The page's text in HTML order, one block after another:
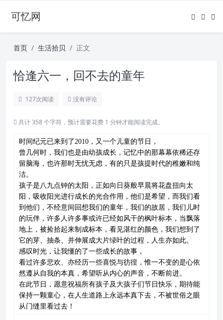
可忆网
首页 生活拾贝 正文
恰逢六一，回不去的童年
127次阅读 没有评论
共计 358 个字符，预计需要花费 1 分钟才能阅读完成。
时间纪元已来到了2010，又一个儿童的节日，
曾几何时，我们也是由幼孩成长，记忆中的那幕幕依稀还存
留脑海，也许那时无忧无虑，有的只是孩提时代的稚嫩和纯
洁。
孩子是八九点钟的太阳，正如向日葵般早晨将花盘扭向太
阳，吸收阳光进行成长的光合作用，他们是希望，而我们看
到他们，不经意间回想我们的童年，我们的故居，我们儿时
的玩伴，许多人许多事或许已经如风干的枫叶标本，当飘落
地上，被捡拾起来制成标本，看见湛红的颜色，我们想到了
它的芽、抽条、并伸展成大片绿叶的过程，人生亦如此。
感叹时光，让我懂的了一些成长的故事，
看过许多悲欢、亦经历一些喜悦与彷徨，惟一不变的是心依
然遵从自我的本真，希望听从内心的声音，不断前进。
在此节日，愿意祝福所有孩子及大孩子们节日快乐，期待能
保持一颗童心，在人生道路上永远本真下去，不被世俗之眼
从门缝里看过去！